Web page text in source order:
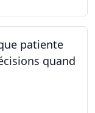
patiente
quand